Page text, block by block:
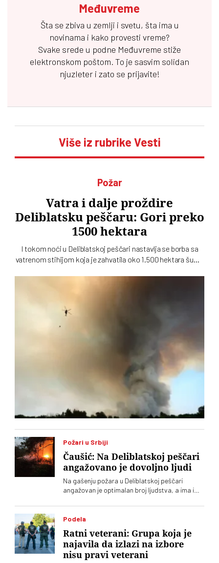
Međuvreme
Šta se zbiva u zemlji i svetu, šta ima u
novinama i kako provesti vreme?
Svake srede u podne Međuvreme stiže
elektronskom poštom. To je sasvim solidan
njuzleter i zato se prijavite!
Više iz rubrike Vesti
Požar
Vatra i dalje proždire
Deliblatsku peščaru: Gori preko
1500 hektara
I tokom noći u Deliblatskoj peščari nastavlja se borba sa
vatrenom stihijom koja je zahvatila oko 1.500 hektara šume
Požari u Srbiji
Čaušić: Na Deliblatskoj peščari
angažovano je dovoljno ljudi
Na gašenju požara u Deliblatskoj peščari
angažovan je optimalan broj ljudstva, a ima i
pomoćnik ministra Ministarstva unutrašnjih
poslova. Požarom je zahvaćeno oko hiljadu i po
Podela
Ratni veterani: Grupa koja je
najavila da izlazi na izbore
nisu pravi veterani